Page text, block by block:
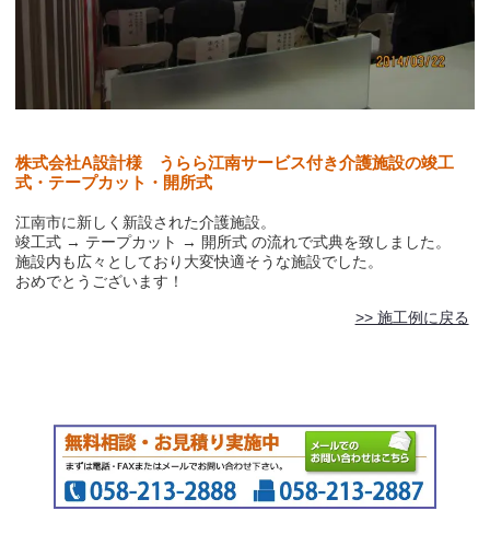
株式会社A設計様 うらら江南サービス付き介護施設の竣工
式・テープカット・開所式
江南市に新しく新設された介護施設。
竣工式 → テープカット → 開所式 の流れで式典を致しました。
施設内も広々としており大変快適そうな施設でした。
おめでとうございます！
>> 施工例に戻る